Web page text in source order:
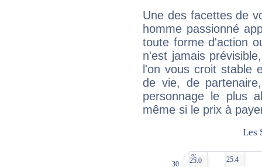
Une des facettes de
homme passionné
toute forme d'action
n'est jamais
l'on vous croit stable
de vie, de
personnage le plus
même si le prix à